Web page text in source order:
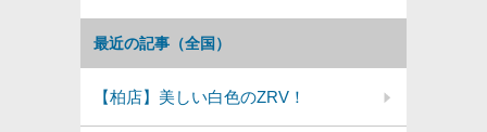
最近の記事（全国）
【柏店】美しい白色のZRV！